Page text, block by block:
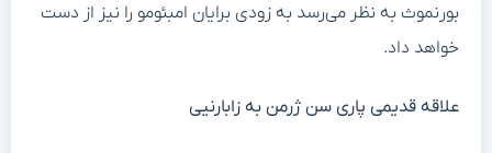
بورنموث به نظر می‌رسد به زودی برایان امبئومو را نیز از دست
خواهد داد.
علاقه قدیمی پاری سن ژرمن به زابارنیی